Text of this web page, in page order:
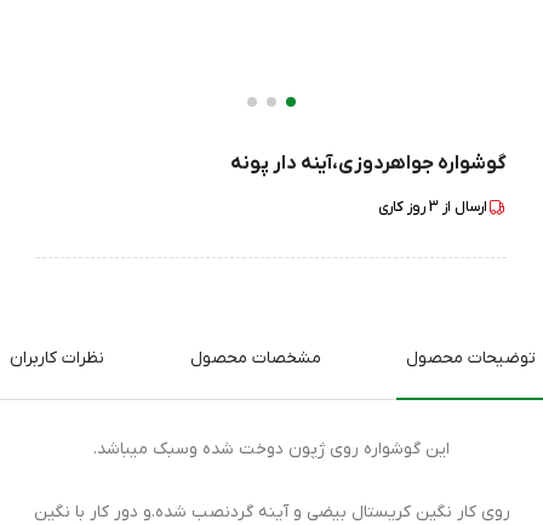
گوشواره جواهردوزی،آینه دار پونه
ارسال از 3روز کاری
توضیحات محصول مشخصات محصول نظرات کاربران
این گوشواره روی ژپون دوخت شده وسبک میباشد.
روی کار نگین کریستال بیضی و آینه گردنصب شده.و دور کار با نگین